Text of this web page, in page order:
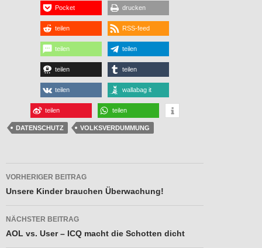
Pocket drucken
teilen RSS-feed
teilen teilen
teilen teilen
teilen wallabag it
teilen teilen
DATENSCHUTZ VOLKSVERDUMMUNG
Beitragsnavigation
VORHERIGER BEITRAG
Unsere Kinder brauchen Überwachung!
NÄCHSTER BEITRAG
AOL vs. User – ICQ macht die Schotten dicht